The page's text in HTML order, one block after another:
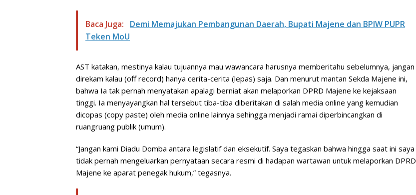
Baca Juga:
Demi Memajukan Pembangunan Daerah, Bupati Majene dan BPIW PUPR
Teken MoU
AST katakan, mestinya kalau tujuannya mau wawancara harusnya memberitahu sebelumnya, jangan
direkam kalau (off record) hanya cerita-cerita (lepas) saja. Dan menurut mantan Sekda Majene ini,
bahwa Ia tak pernah menyatakan apalagi berniat akan melaporkan DPRD Majene ke kejaksaan
tinggi. Ia menyayangkan hal tersebut tiba-tiba diberitakan di salah media online yang kemudian
dicopas (copy paste) oleh media online lainnya sehingga menjadi ramai diperbincangkan di
ruangruang publik (umum).
“Jangan kami Diadu Domba antara legislatif dan eksekutif. Saya tegaskan bahwa hingga saat ini saya
tidak pernah mengeluarkan pernyataan secara resmi di hadapan wartawan untuk melaporkan DPRD
Majene ke aparat penegak hukum,” tegasnya.